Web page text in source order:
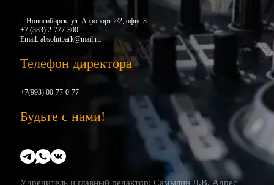
г. Новосибирск, ул. Аэропорт 2/2, офис 3.
+7 (383) 2-777-300
Email: absolutpark@mail.ru
Телефон директора
+7(993) 00-77-0-77
Будьте с нами!
Учредитель и главный редактор: Самылин Д.В. Адрес